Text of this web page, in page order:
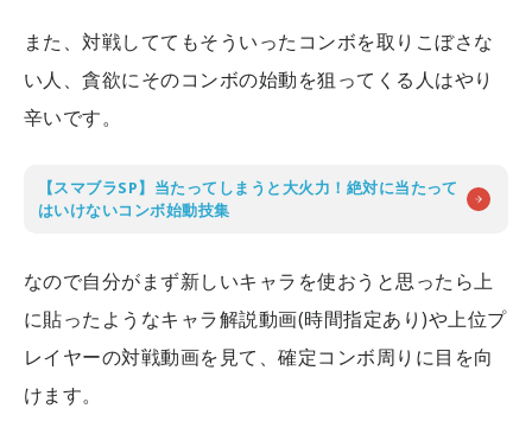
また、対戦しててもそういったコンボを取りこぼさな
い人、貪欲にそのコンボの始動を狙ってくる人はやり
辛いです。
【スマブラSP】当たってしまうと大火力！絶対に当たって
はいけないコンボ始動技集
なので自分がまず新しいキャラを使おうと思ったら上
に貼ったようなキャラ解説動画(時間指定あり)や上位プ
レイヤーの対戦動画を見て、確定コンボ周りに目を向
けます。